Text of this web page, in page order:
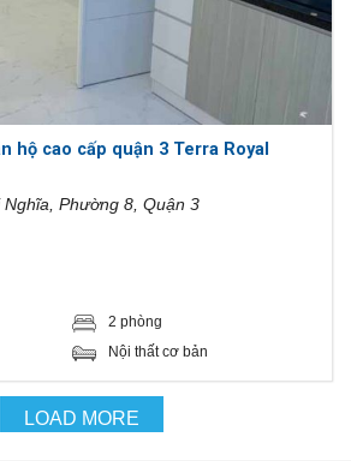
hộ cao cấp quận 3 Terra Royal
Phường 8, Quận 3
2 phòng
Nội thất cơ bản
LOAD MORE